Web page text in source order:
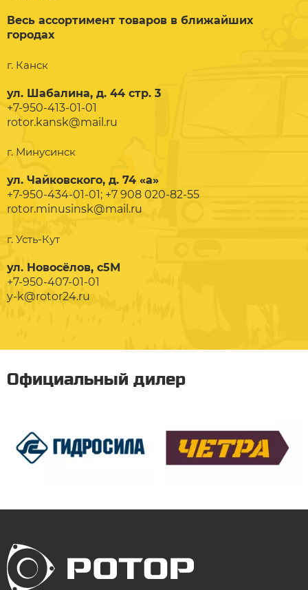
Весь ассортимент товаров в ближайших
городах
г. Канск
ул. Шабалина, д. 44 стр. 3
+7-950-413-01-01
rotor.kansk@mail.ru
г. Минусинск
ул. Чайковского, д. 74 «а»
+7-950-434-01-01; +7 908 020-82-55
rotor.minusinsk@mail.ru
г. Усть-Кут
ул. Новосёлов, с5М
+7-950-407-01-01
y-k@rotor24.ru
Официальный дилер